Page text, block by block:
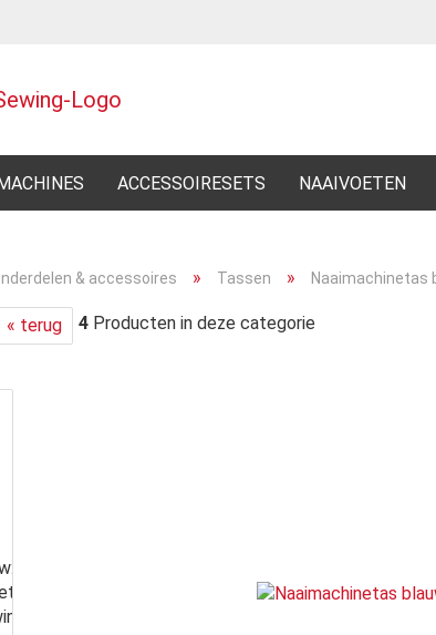
ACCESSOIRESETS NAAIVOETEN
& accessoires » Tassen » Naaimachinetas
« terug 4 Producten in deze categorie